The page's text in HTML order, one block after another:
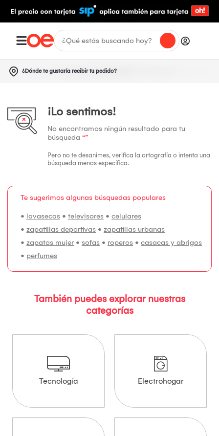
¿Dónde te gustaría recibir tu pedido?
¡Lo sentimos!
No encontramos ningún resultado para tu
búsqueda “”
Pero no te desanimes, verifica la ortografía o intenta una
búsqueda menos específica.
Te sugerimos algunas búsquedas populares
• lavasecas • televisores • celulares
• zapatillas deportivas • zapatillas urbanas
• zapatos mujer • sofas • roperos • casacas y abrigos
• perfumes
También puedes explorar nuestras
categorías
Tecnología Electrohogar